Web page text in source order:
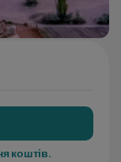
коштів.